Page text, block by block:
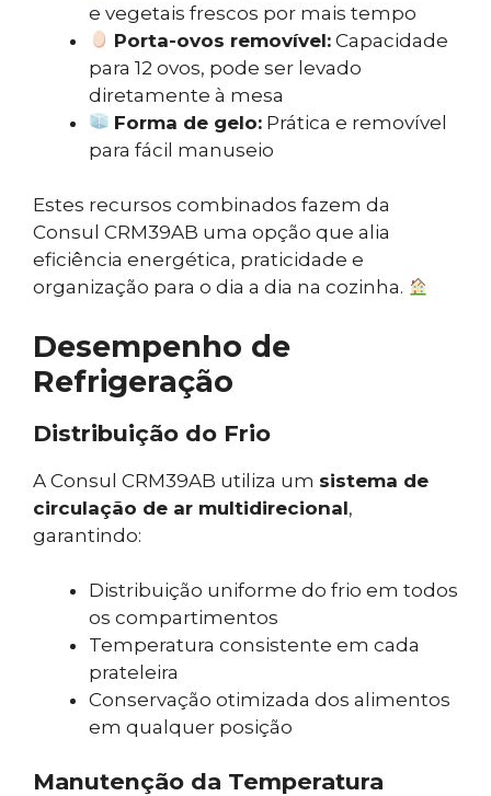
e vegetais frescos por mais tempo
Porta-ovos removível: Capacidade
para 12 ovos, pode ser levado
diretamente à mesa
Forma de gelo: Prática e removível
para fácil manuseio
Estes recursos combinados fazem da
Consul CRM39AB uma opção que alia
eficiência energética, praticidade e
organização para o dia a dia na cozinha.
Desempenho de
Refrigeração
Distribuição do Frio
A Consul CRM39AB utiliza um sistema de
circulação de ar multidirecional,
garantindo:
Distribuição uniforme do frio em todos
os compartimentos
Temperatura consistente em cada
prateleira
Conservação otimizada dos alimentos
em qualquer posição
Manutenção da Temperatura